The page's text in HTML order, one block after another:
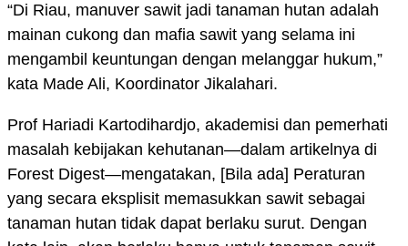
“Di Riau, manuver sawit jadi tanaman hutan adalah
mainan cukong dan mafia sawit yang selama ini
mengambil keuntungan dengan melanggar hukum,”
kata Made Ali, Koordinator Jikalahari.
Prof Hariadi Kartodihardjo, akademisi dan pemerhati
masalah kebijakan kehutanan—dalam artikelnya di
Forest Digest—mengatakan, [Bila ada] Peraturan
yang secara eksplisit memasukkan sawit sebagai
tanaman hutan tidak dapat berlaku surut. Dengan